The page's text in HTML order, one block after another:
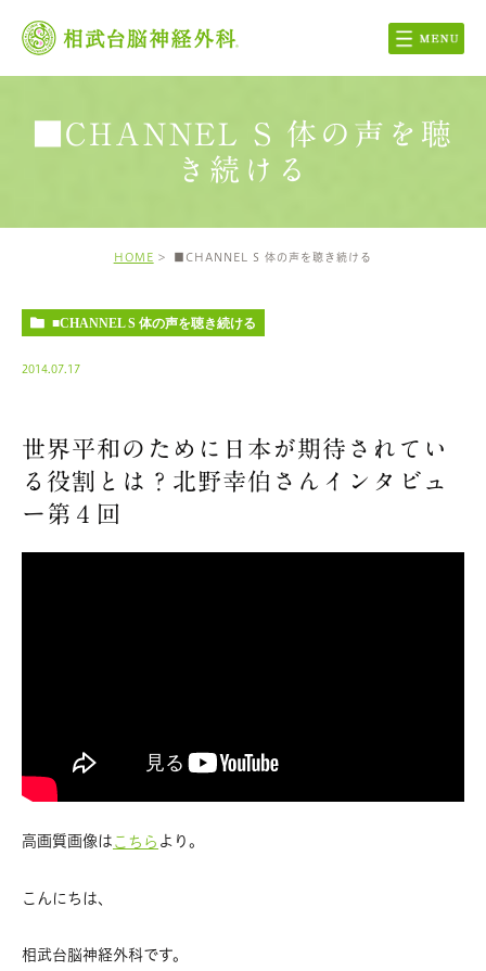
■CHANNEL S 体の声を聴
き続ける
HOME ■CHANNEL S 体の声を聴き続ける
■CHANNEL S 体の声を聴き続ける
2014.07.17
世界平和のために日本が期待されてい
る役割とは？北野幸伯さんインタビュ
ー第４回
高画質画像は こちら より。
こんにちは、
相武台脳神経外科です。